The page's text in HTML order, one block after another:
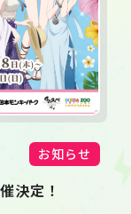
お知らせ
決定！